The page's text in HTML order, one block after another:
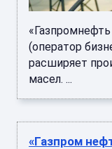
(оператор
расширяет
масел. ...
«Газпром